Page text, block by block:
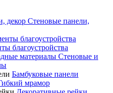
Стеновые панели,
благоустройства
Стеновые и
Бамбуковые панели
мрамор